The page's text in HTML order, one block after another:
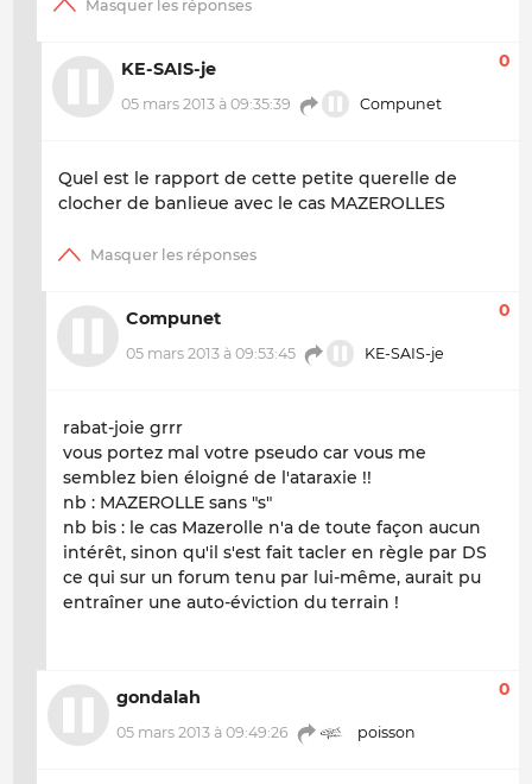
KE-SAIS-je
05 mars 2013 à 09:35:39 Compunet
0
Quel est le rapport de cette petite querelle de
clocher de banlieue avec le cas MAZEROLLES
Compunet
05 mars 2013 à 09:53:45 KE-SAIS-je
0
rabat-joie grrr
vous portez mal votre pseudo car vous me
semblez bien éloigné de l'ataraxie !!
nb : MAZEROLLE sans "s"
nb bis : le cas Mazerolle n'a de toute façon aucun
intérêt, sinon qu'il s'est fait tacler en règle par DS
ce qui sur un forum tenu par lui-même, aurait pu
entraîner une auto-éviction du terrain !
gondalah
05 mars 2013 à 09:49:26 poisson
0